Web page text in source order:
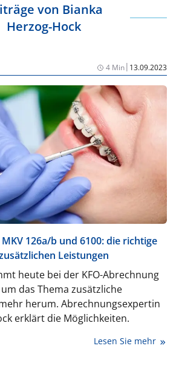
von Bianka
Herzog-Hock
4 Min| 13.09.2023
126a/b und 6100: die richtige
Leistungen
heute bei der KFO-Abrechnung
das Thema zusätzliche
herum. Abrechnungsexpertin
erklärt die Möglichkeiten.
Lesen Sie mehr